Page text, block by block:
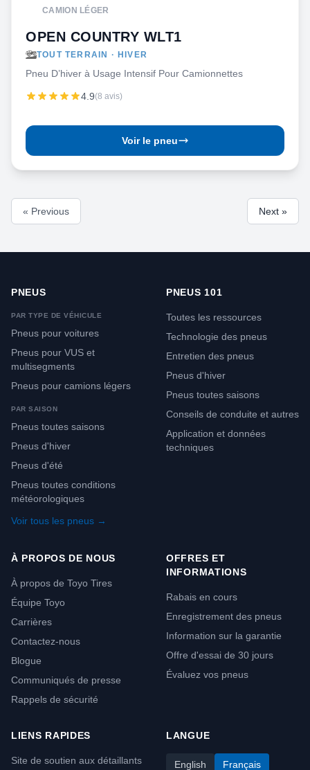
CAMION LÉGER
OPEN COUNTRY WLT1
TOUT TERRAIN · HIVER
Pneu D’hiver à Usage Intensif Pour Camionnettes
4.9(8 avis)
Voir le pneu
« Previous Next »
PNEUS
PAR TYPE DE VÉHICULE
Pneus pour voitures
Pneus pour VUS et
multisegments
Pneus pour camions légers
PAR SAISON
Pneus toutes saisons
Pneus d'hiver
Pneus d'été
Pneus toutes conditions
météorologiques
Voir tous les pneus →
PNEUS 101
Toutes les ressources
Technologie des pneus
Entretien des pneus
Pneus d'hiver
Pneus toutes saisons
Conseils de conduite et autres
Application et données
techniques
À PROPOS DE NOUS
À propos de Toyo Tires
Équipe Toyo
Carrières
Contactez-nous
Blogue
Communiqués de presse
Rappels de sécurité
OFFRES ET
INFORMATIONS
Rabais en cours
Enregistrement des pneus
Information sur la garantie
Offre d'essai de 30 jours
Évaluez vos pneus
LIENS RAPIDES
Site de soutien aux détaillants
LANGUE
English Français